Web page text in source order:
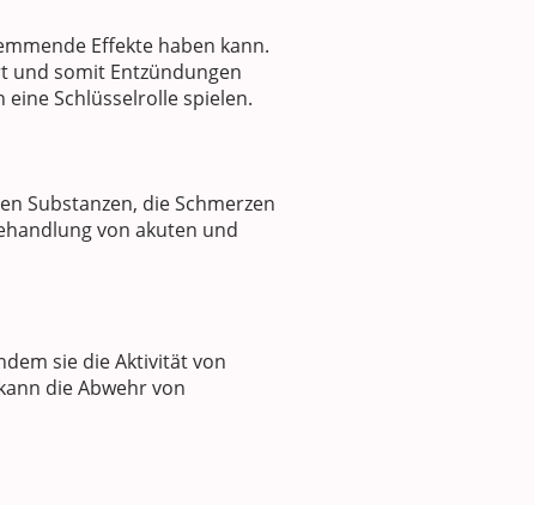
Effekte haben kann.
und somit Entzündungen
Schlüsselrolle spielen.
Substanzen, die Schmerzen
von akuten und
sie die Aktivität von
die Abwehr von